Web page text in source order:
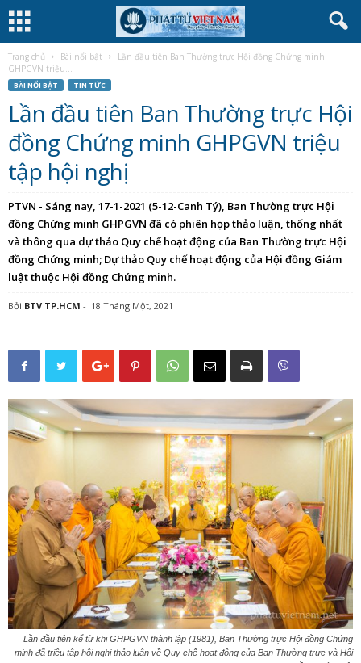
Trang chủ Bài nổi bật
Lần đầu tiên Ban Thường trực Hội đồng Chứng minh
GHPGVN triệu...
BÀI NỔI BẬT TIN TỨC
Lần đầu tiên Ban Thường trực Hội
đồng Chứng minh GHPGVN triệu
tập hội nghị
PTVN - Sáng nay, 17-1-2021 (5-12-Canh Tý), Ban Thường trực Hội
đồng Chứng minh GHPGVN đã có phiên họp thảo luận, thống nhất
và thông qua dự thảo Quy chế hoạt động của Ban Thường trực Hội
đồng Chứng minh; Dự thảo Quy chế hoạt động của Hội đồng Giám
luật thuộc Hội đồng Chứng minh.
Bởi BTV TP.HCM - 18 Tháng Một, 2021
Lần đầu tiên kể từ khi GHPGVN thành lập (1981), Ban Thường trực Hội đồng Chứng
minh đã triệu tập hội nghị thảo luận về Quy chế hoạt động của Ban Thường trực và Hội